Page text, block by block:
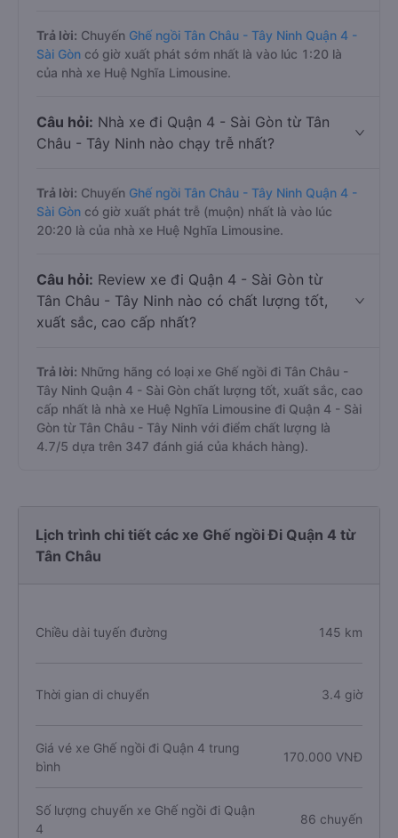
Trả lời: Chuyến Ghế ngồi Tân Châu - Tây Ninh Quận 4 -
Sài Gòn có giờ xuất phát sớm nhất là vào lúc 1:20 là
của nhà xe Huệ Nghĩa Limousine.
Câu hỏi: Nhà xe đi Quận 4 - Sài Gòn từ Tân
Châu - Tây Ninh nào chạy trễ nhất?
Trả lời: Chuyến Ghế ngồi Tân Châu - Tây Ninh Quận 4 -
Sài Gòn có giờ xuất phát trễ (muộn) nhất là vào lúc
20:20 là của nhà xe Huệ Nghĩa Limousine.
Câu hỏi: Review xe đi Quận 4 - Sài Gòn từ
Tân Châu - Tây Ninh nào có chất lượng tốt,
xuất sắc, cao cấp nhất?
Trả lời: Những hãng có loại xe Ghế ngồi đi Tân Châu -
Tây Ninh Quận 4 - Sài Gòn chất lượng tốt, xuất sắc, cao
cấp nhất là nhà xe Huệ Nghĩa Limousine đi Quận 4 - Sài
Gòn từ Tân Châu - Tây Ninh với điểm chất lượng là
4.7/5 dựa trên 347 đánh giá của khách hàng).
Lịch trình chi tiết các xe Ghế ngồi Đi Quận 4 từ
Tân Châu
Chiều dài tuyến đường 145 km
Thời gian di chuyển 3.4 giờ
Giá vé xe Ghế ngồi đi Quận 4 trung
bình
170.000 VNĐ
Số lượng chuyến xe Ghế ngồi đi Quận
4
86 chuyến